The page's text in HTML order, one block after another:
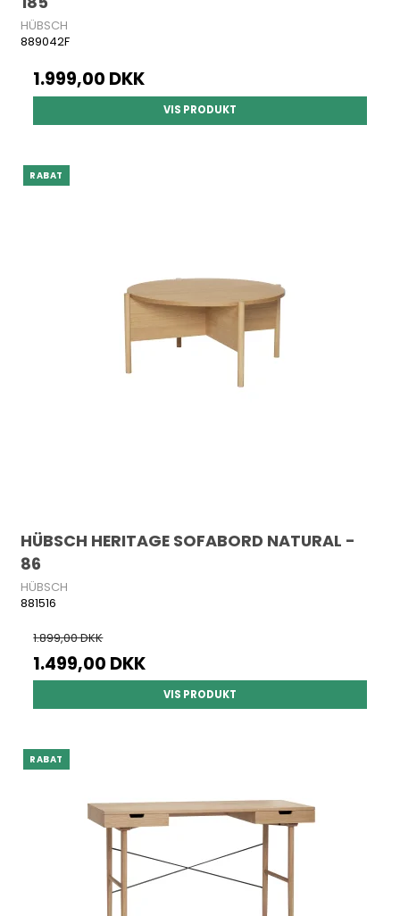
HÜBSCH
889042F
1.999,00 DKK
VIS PRODUKT
RABAT
HÜBSCH HERITAGE SOFABORD NATURAL -
86
HÜBSCH
881516
1.899,00 DKK
1.499,00 DKK
VIS PRODUKT
RABAT